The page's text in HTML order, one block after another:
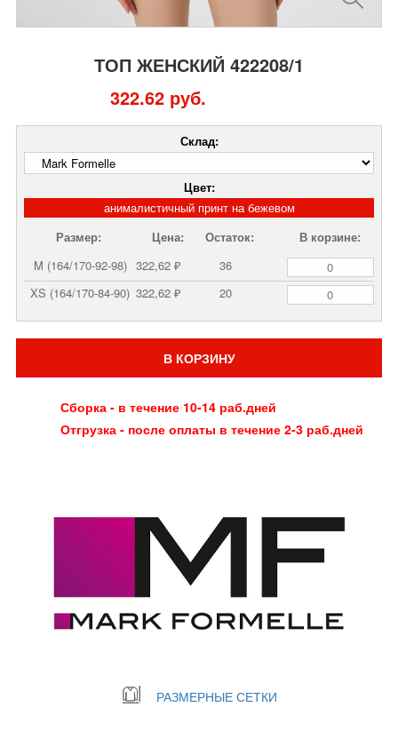
ТОП ЖЕНСКИЙ 422208/1
322.62 руб.
Склад:
Цвет:
анималистичный принт на бежевом
Размер:
Цена: Остаток:
В корзине:
M (164/170-92-98) 322,62 ₽
36
XS (164/170-84-90) 322,62 ₽ 20
В КОРЗИНУ
Сборка - в течение 10-14 раб.дней
Отгрузка - после оплаты в течение 2-3 раб.дней
РАЗМЕРНЫЕ СЕТКИ